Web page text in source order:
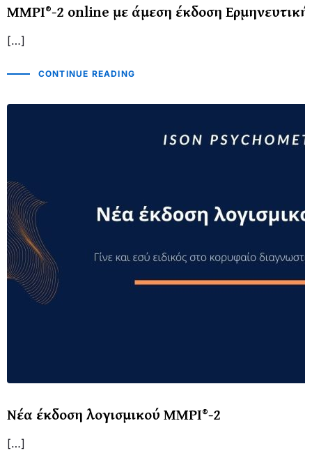
MMPI®-2 online με άμεση έκδοση
[…]
CONTINUE READING
Νέα έκδοση λογισμικού ΜΜΡΙ®-2
[…]